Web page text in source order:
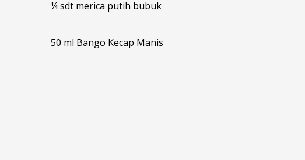
¼ sdt merica putih bubuk
50 ml Bango Kecap Manis